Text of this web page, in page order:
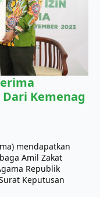
Kemenag
mendapatkan
Amil Zakat
Republik
Keputusan